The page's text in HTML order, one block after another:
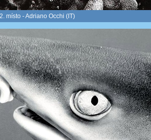
2. místo - Adriano Occhi (IT)